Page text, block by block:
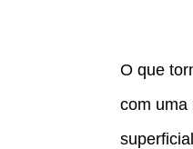
O que
com uma